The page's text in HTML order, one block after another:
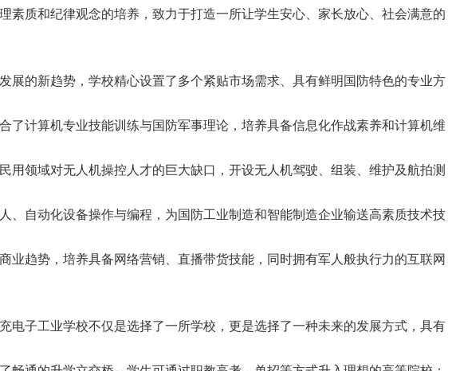
素质和纪律观念的培养，致力于打造一所让学生安心、家长放心、社会满意的
展的新趋势，学校精心设置了多个紧贴市场需求、具有鲜明国防特色的专业方
了计算机专业技能训练与国防军事理论，培养具备信息化作战素养和计算机维
用领域对无人机操控人才的巨大缺口，开设无人机驾驶、组装、维护及航拍测
、自动化设备操作与编程，为国防工业制造和智能制造企业输送高素质技术技
业趋势，培养具备网络营销、直播带货技能，同时拥有军人般执行力的互联网
电子工业学校不仅是选择了一所学校，更是选择了一种未来的发展方式，具有